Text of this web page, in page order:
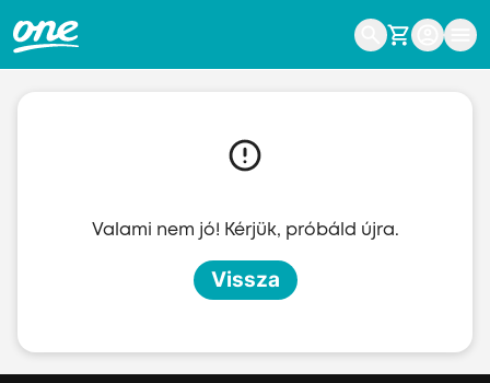
Valami nem jó! Kérjük, próbáld újra.
Vissza